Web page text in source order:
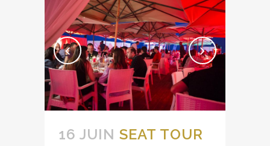
16 JUIN SEAT TOUR